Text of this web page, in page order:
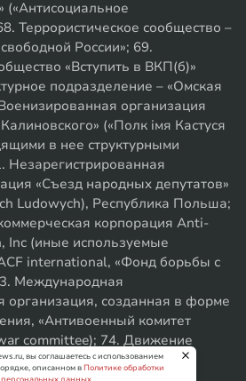
(«Антисоциальное
Террористическое сообщество –
России»; 69.
«Вступить в ВКП(б)»
подразделение – «Омская
организация
(«Полк iмя Кастуся
в нее структурными
Незарегистрированная
«Съезд народных депутатов»
Ludowych), Республика Польша;
корпорация Anti-
Inc (иные используемые
international, «Фонд борьбы с
Международная
организация, созданная в форме
«Антивоенный комитет
committee); 74. Движение
объединение»; 75. «SxE
вы соглашаетесь с использованием
описанном вПолитике обработки
персональных данных